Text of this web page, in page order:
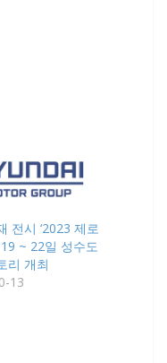
전시 ‘2023 제로
19 ~ 22일 성수도
리 개최
13